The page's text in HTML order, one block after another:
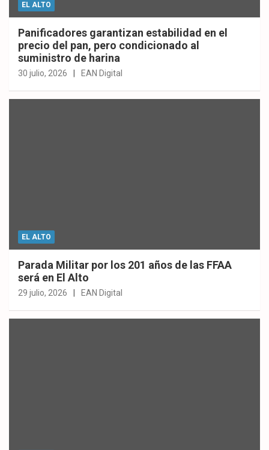
EL ALTO
Panificadores garantizan estabilidad en el
precio del pan, pero condicionado al
suministro de harina
30 julio, 2026 EAN Digital
EL ALTO
Parada Militar por los 201 años de las FFAA
será en El Alto
29 julio, 2026 EAN Digital